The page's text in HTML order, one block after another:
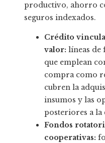
productivo, ahorro
seguros indexados.
Crédito
valor: líneas de
que emplean
compra como
cubren la
insumos y las
posteriores a la
Fondos
cooperativas: